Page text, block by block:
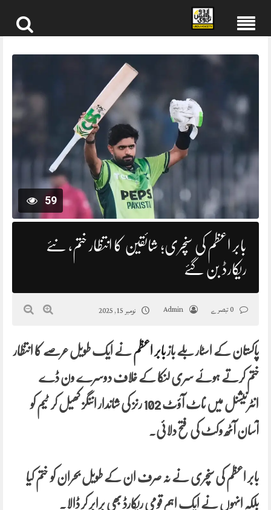
59
بابر اعظم کی سنچری؛ شائقین کا انتظار ختم، نئے
ریکارڈ بن گئے
Admin نومبر 15, 2025
پاکستان کے اسٹار بلے باز بابر اعظم نے ایک طویل عرصے کا انتظار
ختم کرتے ہوئے سری لنکا کے خلاف دوسرے ون ڈے
انٹرنیشنل میں ناٹ آؤٹ 102 رنز کی شاندار اننگز کھیل کر ٹیم کو
آسان آٹھ وکٹ کی فتح دلائی۔
بابر اعظم کی سنچری نے نہ صرف ان کے طویل بحران کو ختم کیا
بلکہ انہوں نے ایک اہم قومی ریکارڈ بھی برابر کر ڈالا۔